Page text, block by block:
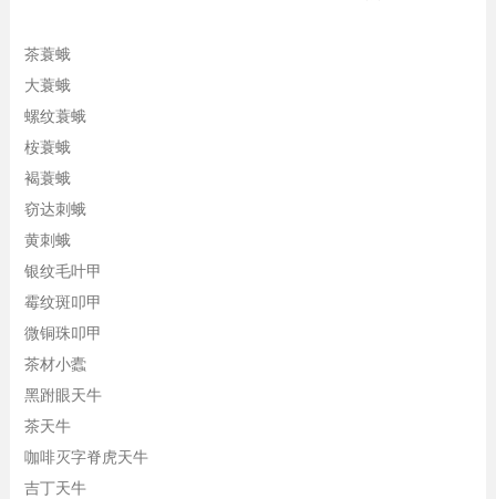
茶蓑蛾
大蓑蛾
螺纹蓑蛾
桉蓑蛾
褐蓑蛾
窃达刺蛾
黄刺蛾
银纹毛叶甲
霉纹斑叩甲
微铜珠叩甲
茶材小蠹
黑跗眼天牛
茶天牛
咖啡灭字脊虎天牛
吉丁天牛